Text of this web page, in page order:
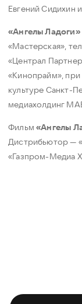
Евгений Сидихин
«Ангелы Ладоги»
«Мастерская»,
«Централ
«Кинопрайм»,
культуре Санкт-
медиахолдинг
Фильм«Ангелы
Дистрибьютор —
«Газпром-Медиа